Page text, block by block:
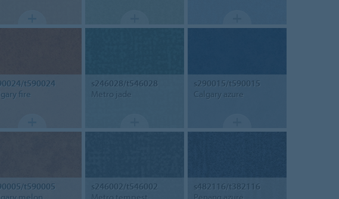
t590024
fire
s246028/t546028
Metro jade
s290015/t590015
Calgary azure
t590005
s246002/t546002
s482116/t382116